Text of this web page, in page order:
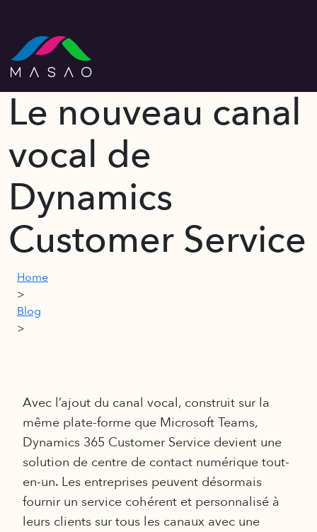
Le nouveau canal
vocal de
Dynamics
Customer Service
Home
>
Blog
>
Avec l’ajout du canal vocal, construit sur la
même plate-forme que Microsoft Teams,
Dynamics 365 Customer Service devient une
solution de centre de contact numérique tout-
en-un. Les entreprises peuvent désormais
fournir un service cohérent et personnalisé à
leurs clients sur tous les canaux avec une